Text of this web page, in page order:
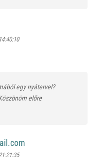
egy nyátervel?
előre